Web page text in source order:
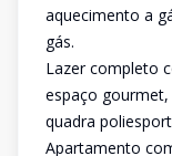
aquecimento a
gás.
Lazer completo
espaço
quadra
Apartamento